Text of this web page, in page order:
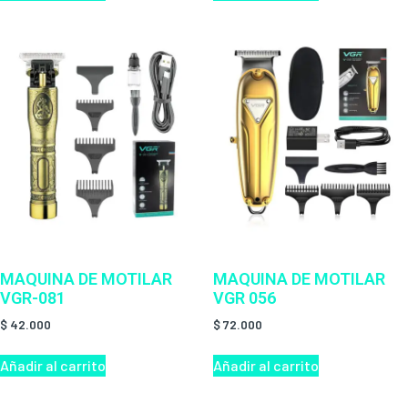
MAQUINA DE MOTILAR
VGR-081
$ 42.000
Añadir al carrito
MAQUINA DE MOTILAR
VGR 056
$72.000
Añadir al carrito